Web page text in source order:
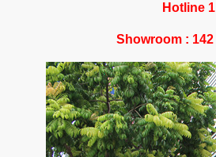
Hotline
Showroom :